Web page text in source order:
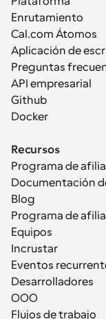
Enrutamiento
Cal.com Átomos
Aplicación de
Preguntas
API empresarial
Github
Docker
Recursos
Programa de
Documentación
Blog
Programa de
Equipos
Incrustar
Eventos
Desarrolladores
OOO
Flujos de trabajo